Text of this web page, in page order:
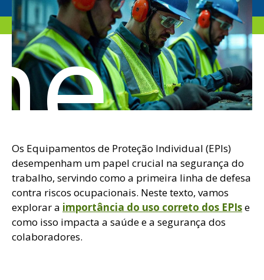
Os Equipamentos de Proteção Individual (EPIs)
desempenham um papel crucial na segurança do
trabalho, servindo como a primeira linha de defesa
contra riscos ocupacionais. Neste texto, vamos
explorar a importância do uso correto dos EPIse
como isso impacta a saúde e a segurança dos
colaboradores.